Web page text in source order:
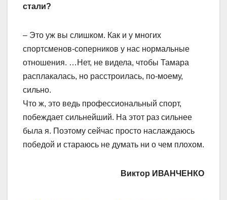
стали?
– Это уж вы слишком. Как и у многих
спортсменов-соперников у нас нормальные
отношения. …Нет, не видела, чтобы Тамара
расплакалась, но расстроилась, по-моему,
сильно.
Что ж, это ведь профессиональный спорт,
побеждает сильнейший. На этот раз сильнее
была я. Поэтому сейчас просто наслаждаюсь
победой и стараюсь не думать ни о чем плохом.
Виктор ИВАНЧЕНКО